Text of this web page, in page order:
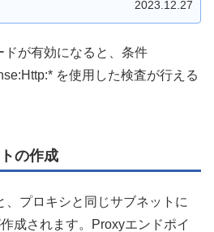
2023.12.27
が有効になると、条件
を使用した検査が行える
の作成
、プロキシと同じサブネットに
成されます。Proxyエンドポイ